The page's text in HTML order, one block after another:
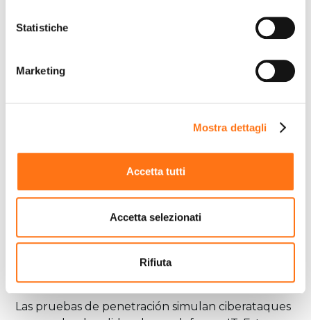
per accedere alla
Statistiche
Marketing
Mostra dettagli
Accetta tutti
Accetta selezionati
Rifiuta
Las pruebas de penetración simulan ciberataques